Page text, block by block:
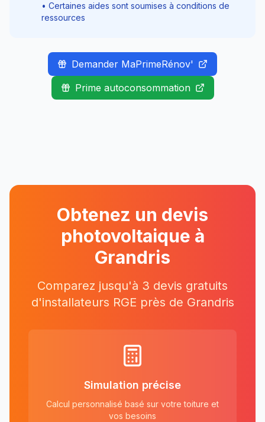
• Certaines aides sont soumises à conditions de
ressources
Demander MaPrimeRénov'
Prime autoconsommation
Obtenez un devis
photovoltaique à
Grandris
Comparez jusqu'à 3 devis gratuits
d'installateurs RGE près de Grandris
Simulation précise
Calcul personnalisé basé sur votre toiture et
vos besoins